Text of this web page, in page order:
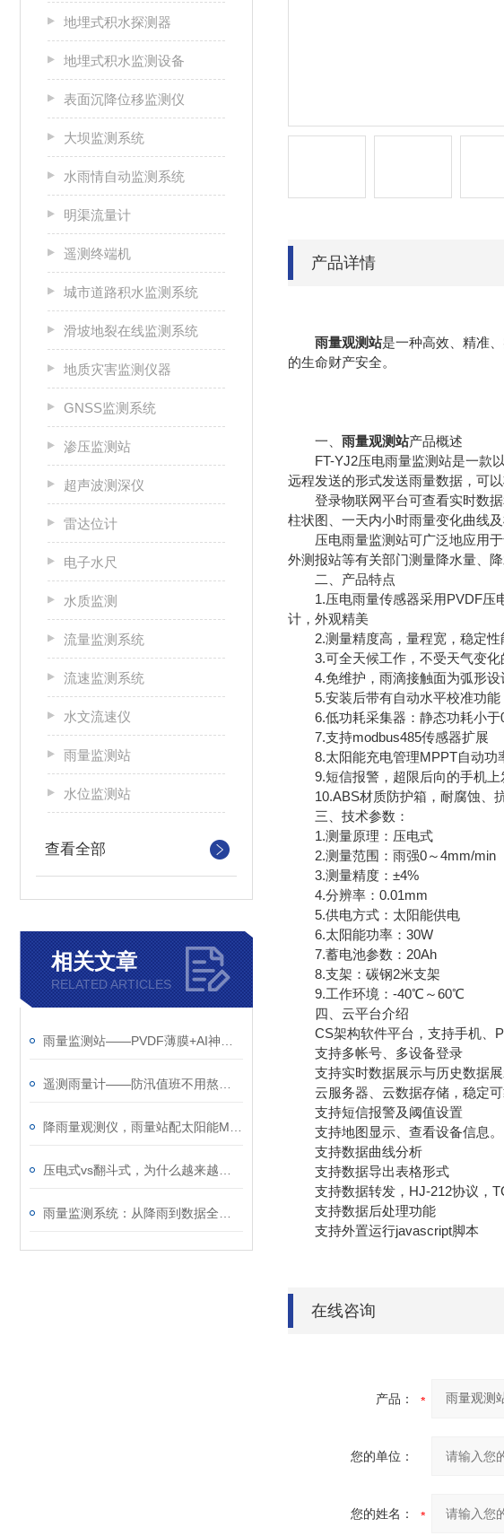
地埋式积水探测器
地埋式积水监测设备
表面沉降位移监测仪
大坝监测系统
水雨情自动监测系统
明渠流量计
遥测终端机
城市道路积水监测系统
滑坡地裂在线监测系统
地质灾害监测仪器
GNSS监测系统
渗压监测站
超声波测深仪
雷达位计
电子水尺
水质监测
流量监测系统
流速监测系统
水文流速仪
雨量监测站
水位监测站
查看全部
相关文章
RELATED ARTICLES
产品详情
雨量观测站是一种高效、精准
的生命财产安全。
一、 雨量观测站产品概述
FT-YJ2压电雨量监测站是一款以
远程发送的形式发送雨量数据，可
登录物联网平台可查看实时数据
柱状图、一天内小时雨量变化曲线
压电雨量监测站可广泛地应用于
外测报站等有关部门测量降水量、
二、产品特点
1.压电雨量传感器采用PVDF压电
计，外观精美
2.测量精度高，量程宽，稳定性
3.可全天候工作，不受天气变化
4.免维护，雨滴接触面为弧形设
5.安装后带有自动水平校准功能
6.低功耗采集器：静态功耗小于
7.支持modbus485传感器扩展
8.太阳能充电管理MPPT自动功
9.短信报警，超限后向的手机上
10.ABS材质防护箱，耐腐蚀、
三、技术参数：
1.测量原理：压电式
2.测量范围：雨强0～4mm/min
3.测量精度：±4%
4.分辨率：0.01mm
5.供电方式：太阳能供电
6.太阳能功率：30W
7.蓄电池参数：20Ah
8.支架：碳钢2米支架
9.工作环境：-40℃～60℃
四、云平台介绍
CS架构软件平台，支持手机、
支持多帐号、多设备登录
支持实时数据展示与历史数据展
云服务器、云数据存储，稳定可
支持短信报警及阈值设置
支持地图显示、查看设备信息。
支持数据曲线分析
支持数据导出表格形式
支持数据转发，HJ-212协议，
支持数据后处理功能
支持外置运行javascript脚本
在线咨询
产品：
您的单位：
您的姓名：